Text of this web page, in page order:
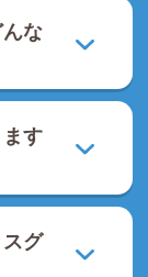
な
す
グ